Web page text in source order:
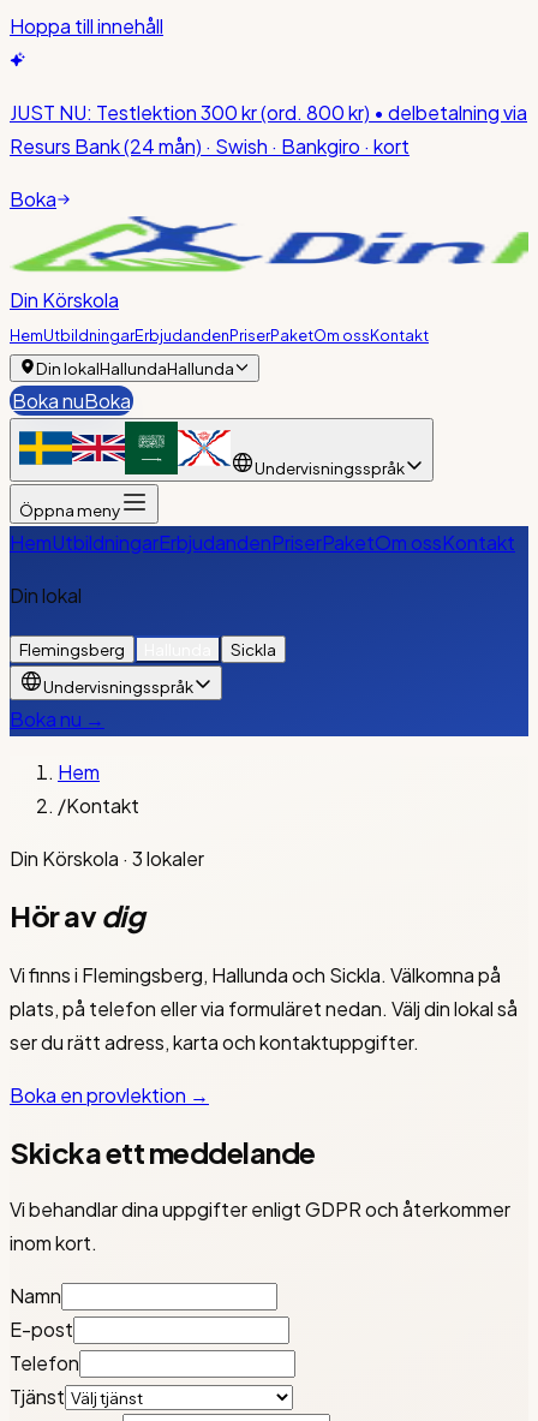
Hoppa till innehåll
JUST NU: Testlektion 300 kr(ord. 800 kr) • delbetalning via
Resurs Bank (24 mån) · Swish · Bankgiro · kort
Boka
Din Körskola
HemUtbildningarErbjudandenPriserPaketOm ossKontakt
Din lokalHallundaHallunda
Boka nuBoka
Undervisningsspråk
Öppna meny
HemUtbildningarErbjudandenPriserPaketOm ossKontakt
Din lokal
Flemingsberg
Sickla
Undervisningsspråk
Boka nu →
Hem
/Kontakt
Din Körskola · 3 lokaler
Hör avdig
Vi finns i Flemingsberg, Hallunda och Sickla. Välkomna på
plats, på telefon eller via formuläret nedan. Välj din lokal så
ser du rätt adress, karta och kontaktuppgifter.
Boka en provlektion →
Skicka ett meddelande
Vi behandlar dina uppgifter enligt GDPR och återkommer
inom kort.
Namn
E-post
Telefon
Tjänst